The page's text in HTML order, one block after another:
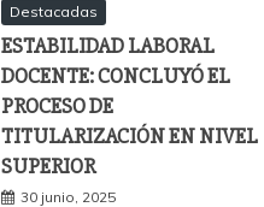
Destacadas
ESTABILIDAD LABORAL
DOCENTE: CONCLUYÓ EL
PROCESO DE
TITULARIZACIÓN EN NIVEL
SUPERIOR
30 junio, 2025